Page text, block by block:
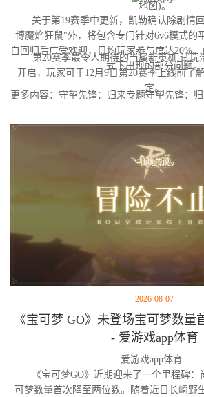
地图)。
关于第19赛季中更新，凯勒确认除剧情
博魔焰狂鼠"外，将包含专门针对6v6模式的
自回归后广受欢迎，日均玩家参与度达20%
式下出现的部分问题。
第20赛季最令人期待的当属新英雄,试玩
开启，玩家可于12月9日第20赛季上线前了
定。
更多内容：守望先锋：归来专题守望先锋：
2026-08-07
《宝可梦 GO》未登场宝可梦数量
- 爱游戏app体育
爱游戏app体育 -
《宝可梦GO》近期迎来了一个里程碑：
可梦数量首次降至两位数。随着近日长崎野